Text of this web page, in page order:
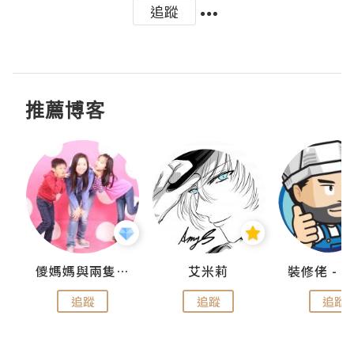
追蹤
推薦博客
儍媽媽與兩隻小魔怪之家
追蹤
艾米莉
追蹤 追蹤